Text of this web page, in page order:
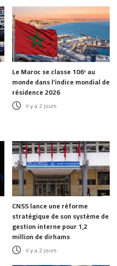
Le Maroc se classe 106ᵉ au
monde dans l’indice mondial de
résidence 2026
il y a 2 jours
CNSS lance une réforme
stratégique de son système de
gestion interne pour 1,2
million de dirhams
il y a 2 jours